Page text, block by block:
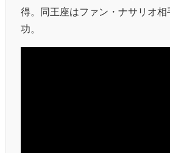
得。同王座はファン・ナサリオ
功。